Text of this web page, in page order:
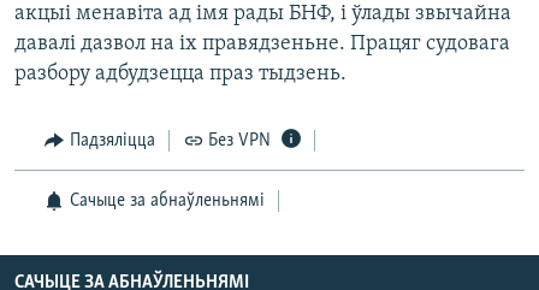
акцыі менавіта ад імя рады БНФ, і ўлады звычайна
давалі дазвол на іх правядзеньне. Працяг судовага
разбору адбудзецца праз тыдзень.
Падзяліцца Без VPN
Сачыце за абнаўленьнямі
САЧЫЦЕ ЗА АБНАЎЛЕНЬНЯМІ